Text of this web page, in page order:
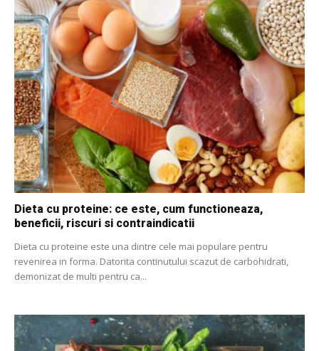
Dieta cu proteine: ce este, cum functioneaza,
beneficii, riscuri si contraindicatii
Dieta cu proteine ​​este una dintre cele mai populare pentru
revenirea in forma. Datorita continutului scazut de carbohidrati,
demonizat de multi pentru ca...